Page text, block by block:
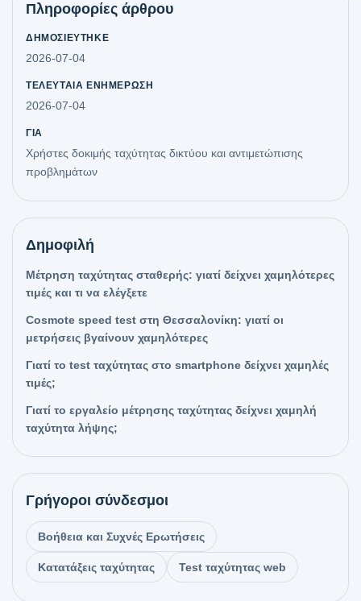
Πληροφορίες άρθρου
ΔΗΜΟΣΙΕΎΤΗΚΕ
2026-07-04
ΤΕΛΕΥΤΑΊΑ ΕΝΗΜΈΡΩΣΗ
2026-07-04
ΓΙΑ
Χρήστες δοκιμής ταχύτητας δικτύου και αντιμετώπισης
προβλημάτων
Δημοφιλή
Μέτρηση ταχύτητας σταθερής: γιατί δείχνει χαμηλότερες
τιμές και τι να ελέγξετε
Cosmote speed test στη Θεσσαλονίκη: γιατί οι
μετρήσεις βγαίνουν χαμηλότερες
Γιατί το test ταχύτητας στο smartphone δείχνει χαμηλές
τιμές;
Γιατί το εργαλείο μέτρησης ταχύτητας δείχνει χαμηλή
ταχύτητα λήψης;
Γρήγοροι σύνδεσμοι
Βοήθεια και Συχνές Ερωτήσεις
Κατατάξεις ταχύτητας Test ταχύτητας web